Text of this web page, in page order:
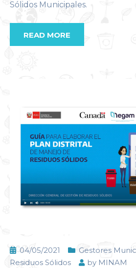
Sólidos Municipales.
READ MORE
04/05/2021
Gestores
Residuos Sólidos
by MINAM